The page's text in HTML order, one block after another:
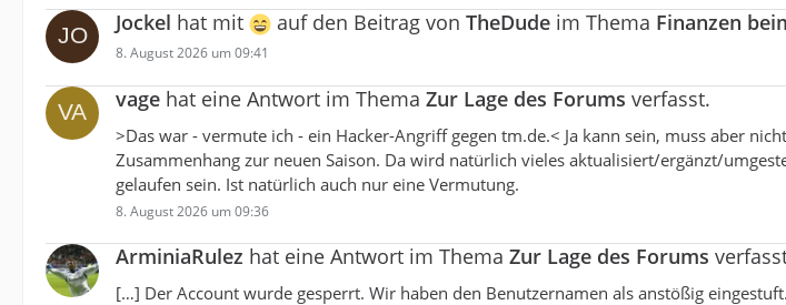
Jockel hat mit auf den Beitrag von TheDude im Thema Finanzen
8. August 2026 um 09:41
vage hat eine Antwort im Thema Zur Lage des Forums verfasst.
>Das war - vermute ich - ein Hacker-Angriff gegen tm.de.< Ja kann sein, muss aber
Zusammenhang zur neuen Saison. Da wird natürlich vieles aktualisiert/ergänzt/
gelaufen sein. Ist natürlich auch nur eine Vermutung.
8. August 2026 um 09:36
ArminiaRulez hat eine Antwort im Thema Zur Lage des Forums
[…] Der Account wurde gesperrt. Wir haben den Benutzernamen als anstößig eingestuft.